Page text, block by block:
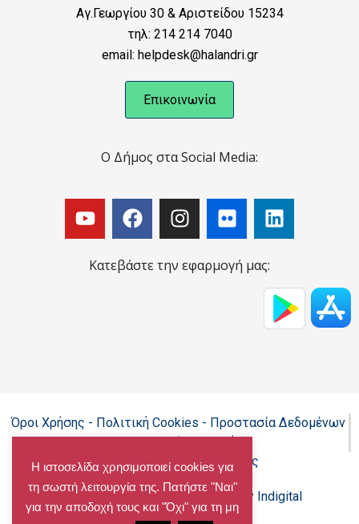
Αγ.Γεωργίου 30 & Αριστείδου 15234
τηλ: 214 214 7040
email: helpdesk@halandri.gr
Επικοινωνία
Ο Δήμος στα Social Media:
Κατεβάστε την εφαρμογή μας:
Όροι Χρήσης - Πολιτική Cookies - Προστασία Δεδομένων
Προσωπικού Χαρακτήρα
Δήλωση προσβασιμότητας
Copyright@chalandri.gr Powered by Indigital
Η ιστοσελίδα χρησιμοποιεί cookies για
τη σωστή λειτουργία της. Πατήστε "Ναι"
για την αποδοχή τους και "Όχι" για τη μη